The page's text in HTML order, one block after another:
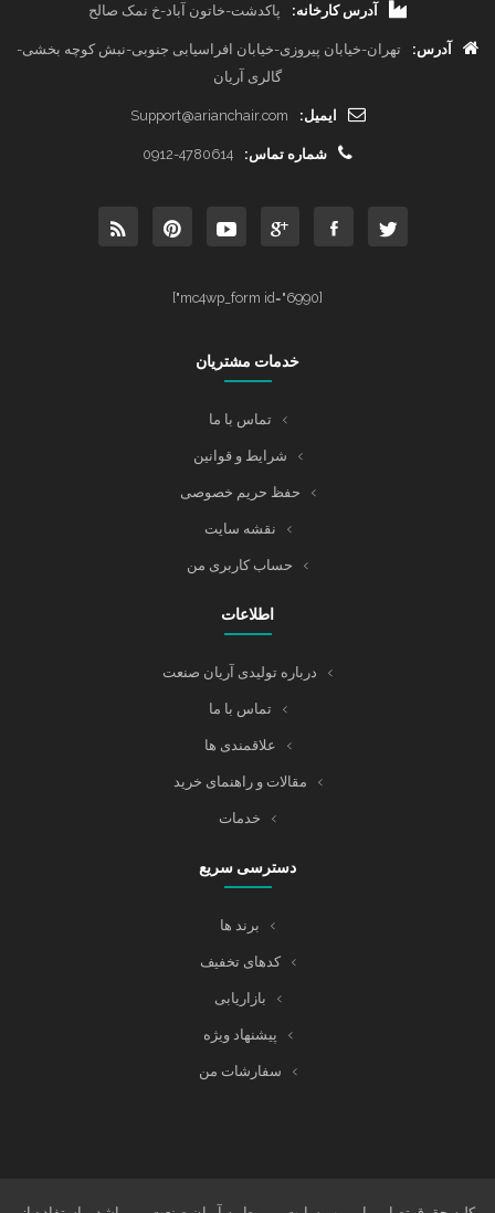
آدرس کارخانه: پاکدشت-خاتون آباد-خ نمک صالح
آدرس:
تهران-خیابان پیروزی-خیابان افراسیابی جنوبی-نبش کوچه بخشی-
گالری آریان
ایمیل: Support@arianchair.com
شماره تماس: 0912-4780614
[mc4wp_form id="6990"]
خدمات مشتریان
تماس با ما
شرایط و قوانین
حفظ حریم خصوصی
نقشه سایت
حساب کاربری من
اطلاعات
درباره تولیدی آریان صنعت
تماس با ما
علاقمندی ها
مقالات و راهنمای خرید
خدمات
دسترسی سریع
برند ها
کدهای تخفیف
بازاریابی
پیشنهاد ویژه
سفارشات من